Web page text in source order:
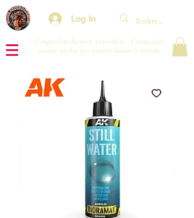
Log In
Congés d'été du 29/07 au 10/08/26 : Commandes
traitées une fois par semaine durant la période.